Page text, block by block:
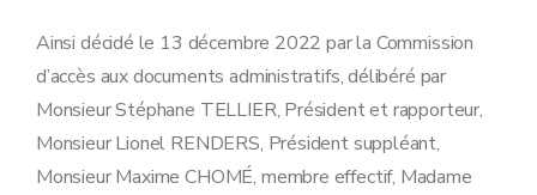
Ainsi décidé le 13 décembre 2022 par la Commission
d’accès aux documents administratifs, délibéré par
Monsieur Stéphane TELLIER, Président et rapporteur,
Monsieur Lionel RENDERS, Président suppléant,
Monsieur Maxime CHOMÉ, membre effectif, Madame